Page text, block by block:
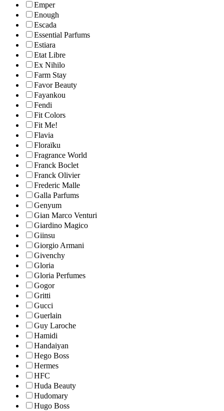
Emper
Enough
Escada
Essential Parfums
Estiara
Etat Libre
Ex Nihilo
Farm Stay
Favor Beauty
Fayankou
Fendi
Fit Colors
Fit Me!
Flavia
Floraïku
Fragrance World
Franck Boclet
Franck Olivier
Frederic Malle
Galla Parfums
Genyum
Gian Marco Venturi
Giardino Magico
Giinsu
Giorgio Armani
Givenchy
Gloria
Gloria Perfumes
Gogor
Gritti
Gucci
Guerlain
Guy Laroche
Hamidi
Handaiyan
Hego Boss
Hermes
HFC
Huda Beauty
Hudomary
Hugo Boss